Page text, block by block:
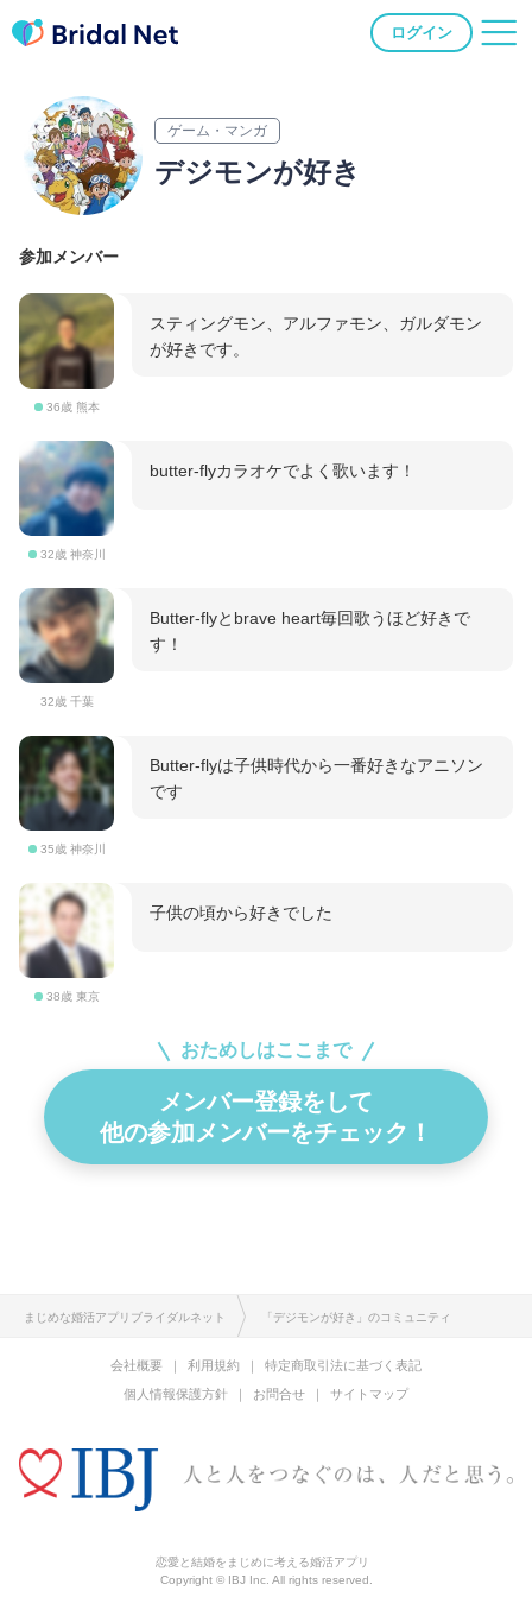
ログイン
ゲーム・マンガ
デジモンが好き
参加メンバー
36歳 熊本
スティングモン、アルファモン、ガルダモン
が好きです。
32歳 神奈川
butter-flyカラオケでよく歌います！
32歳 千葉
Butter-flyとbrave heart毎回歌うほど好きで
す！
35歳 神奈川
Butter-flyは子供時代から一番好きなアニソン
です
38歳 東京
子供の頃から好きでした
おためしはここまで
メンバー登録をして
他の参加メンバーをチェック！
まじめな婚活アプリブライダルネット 「デジモンが好き」のコミュニティ
会社概要 利用規約
特定商取引法に基づく表記
個人情報保護方針
お問合せ サイトマップ
恋愛と結婚をまじめに考える婚活アプリ
Copyright © IBJ Inc. All rights reserved.